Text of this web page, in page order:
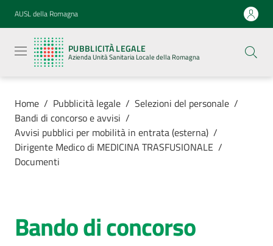
Vai al contenuto
Vai alla navigazione
Vai al footer
AUSL della Romagna
PUBBLICITÀ LEGALE
Azienda Unità Sanitaria Locale della Romagna
legale
Azienda
Unità
Locale della
Azienda
Luoghi di
Home / Pubblicità legale / Selezioni del personale /
Bandi di concorso e avvisi /
Avvisi pubblici per mobilità in entrata (esterna) /
Dirigente Medico di MEDICINA TRASFUSIONALE /
Documenti
Bando di concorso